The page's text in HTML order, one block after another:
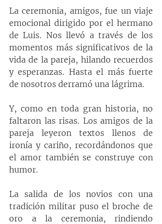
La ceremonia, amigos, fue un viaje
emocional dirigido por el hermano
de Luis. Nos llevó a través de los
momentos más significativos de la
vida de la pareja, hilando recuerdos
y esperanzas. Hasta el más fuerte
de nosotros derramó una lágrima.
Y, como en toda gran historia, no
faltaron las risas. Los amigos de la
pareja leyeron textos llenos de
ironía y cariño, recordándonos que
el amor también se construye con
humor.
La salida de los novios con una
tradición militar puso el broche de
oro a la ceremonia, rindiendo